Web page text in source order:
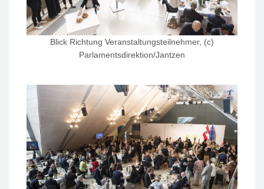
Blick Richtung Veranstaltungsteilnehmer, (c)
Parlamentsdirektion/Jantzen